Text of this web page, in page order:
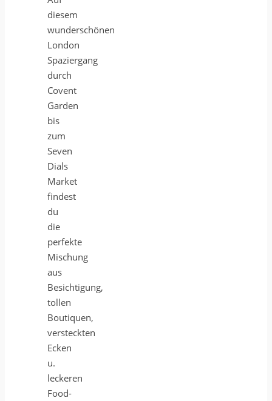
diesem
wunderschönen
London
Spaziergang
durch
Covent
Garden
bis
zum
Seven
Dials
Market
findest
du
die
perfekte
Mischung
aus
Besichtigung,
tollen
Boutiquen,
versteckten
Ecken
u.
leckeren
Food-